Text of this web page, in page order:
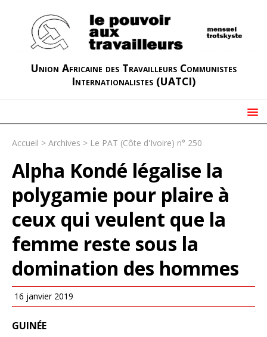
Union Africaine des Travailleurs Communistes
Internationalistes (UATCI)
Accueil > Archives > Le PAT (Côte d'Ivoire) n° 250
Alpha Kondé légalise la
polygamie pour plaire à
ceux qui veulent que la
femme reste sous la
domination des hommes
16 janvier 2019
GUINÉE